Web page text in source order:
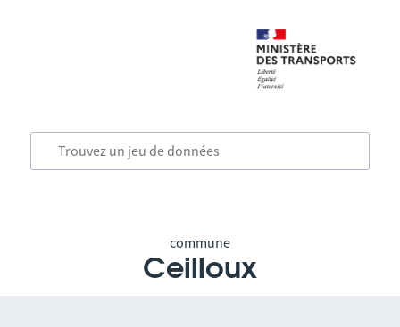
commune
Ceilloux